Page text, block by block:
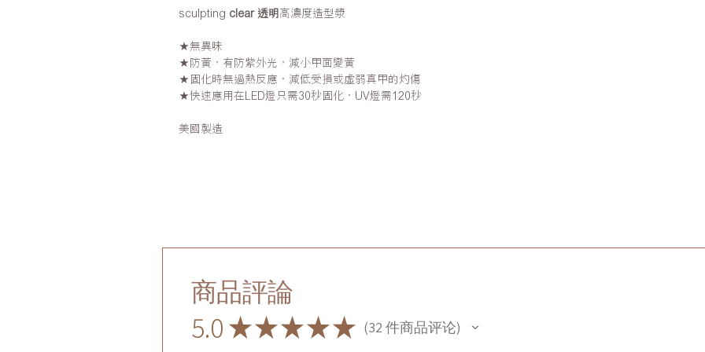
sculpting clear 透明 高濃度造型漿
★無異味
★防黃，有防紫外光，減小甲面變黃
★固化時無過熱反應，減低受損或虛弱真甲的灼傷
★快速應用在LED燈只需30秒固化，UV燈需120秒
美國製造
商品評論
5.0 ★★★★★ 32 件商品评论
32